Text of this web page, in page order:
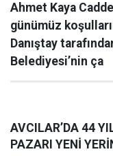
Ahmet Kaya
günümüz
Danıştay
Belediyesi’nin ça
AVCILAR’DA 44
PAZARI YENİ